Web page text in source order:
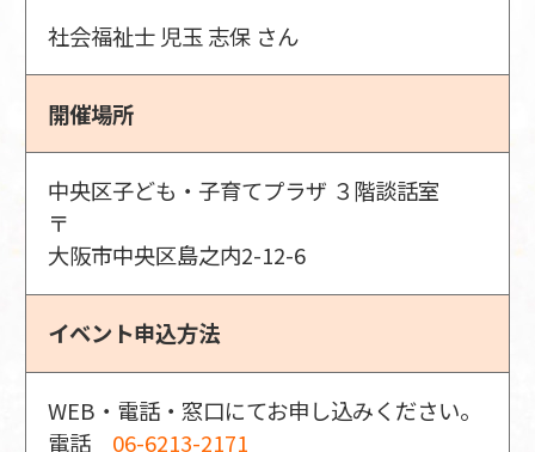
社会福祉士 児玉 志保 さん
開催場所
中央区子ども・子育てプラザ ３階談話室
〒
大阪市中央区島之内2-12-6
イベント申込方法
WEB・電話・窓口にてお申し込みください。
電話 06-6213-2171